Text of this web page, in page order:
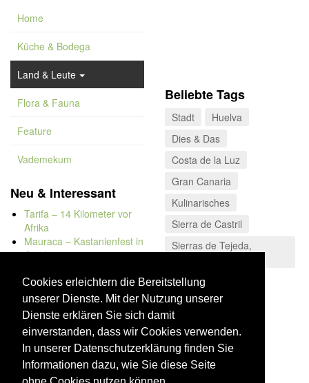
Cookies erleichtern die Bereitstellung
unserer Dienste. Mit der Nutzung unserer
Dienste erklären Sie sich damit
einverstanden, dass wir Cookies verwenden.
In unserer Datenschutzerklärung finden Sie
Informationen dazu, wie Sie diese Seite
Home
Küche & Bodega
Land & Leute
Flora & Fauna
Feature
Vademekum
Neu & Interessant
Tarifa – 14 Kilometer vor
Afrika
Mauraca – Kastanienfest in
Capileira
Bolonia
Kap Trafalgar
Düne von Bolonia
Beliebte Tags
Stadt
Huelva
Dies & Das
Costa de la Luz
Gran Canaria
Kulinarisches
Sierra de Castril
Sierras de Tejeda,
Sierra Nevada
Córdoba